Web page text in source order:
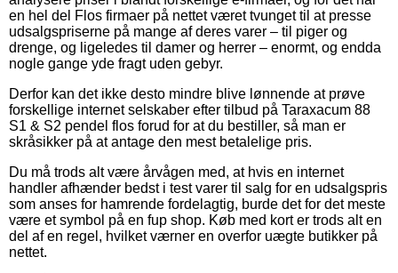
en hel del Flos firmaer på nettet været tvunget til at presse
udsalgspriserne på mange af deres varer – til piger og
drenge, og ligeledes til damer og herrer – enormt, og endda
nogle gange yde fragt uden gebyr.
Derfor kan det ikke desto mindre blive lønnende at prøve
forskellige internet selskaber efter tilbud på Taraxacum 88
S1 & S2 pendel flos forud for at du bestiller, så man er
skråsikker på at antage den mest betalelige pris.
Du må trods alt være årvågen med, at hvis en internet
handler afhænder bedst i test varer til salg for en udsalgspris
som anses for hamrende fordelagtig, burde det for det meste
være et symbol på en fup shop. Køb med kort er trods alt en
del af en regel, hvilket værner en overfor uægte butikker på
nettet.